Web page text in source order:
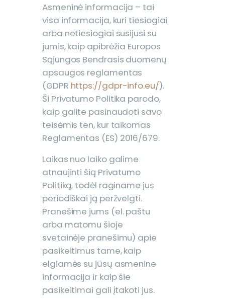
Asmeninė informacija – tai
visa informacija, kuri tiesiogiai
arba netiesiogiai susijusi su
jumis, kaip apibrėžia Europos
Sąjungos Bendrasis duomenų
apsaugos reglamentas
(GDPR https://gdpr-info.eu/).
Ši Privatumo Politika parodo,
kaip galite pasinaudoti savo
teisėmis ten, kur taikomas
Reglamentas (ES) 2016/679.
Laikas nuo laiko galime
atnaujinti šią Privatumo
Politiką, todėl raginame jus
periodiškai ją peržvelgti.
Pranešime jums (el. paštu
arba matomu šioje
svetainėje pranešimu) apie
pasikeitimus tame, kaip
elgiamės su jūsų asmenine
informacija ir kaip šie
pasikeitimai gali įtakoti jus.